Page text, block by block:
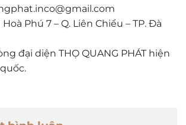
Phú 7 – Q. Liên Chiểu – TP. Đà
đại diện THỌ QUANG PHÁT hiện